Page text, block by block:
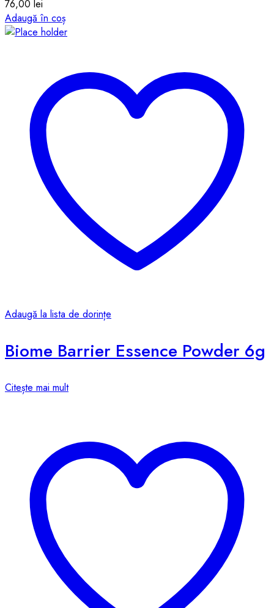
76,00 lei
Adaugă în coș
Adaugă la lista de dorințe
Biome Barrier Essence Powder 6g
Citește mai mult